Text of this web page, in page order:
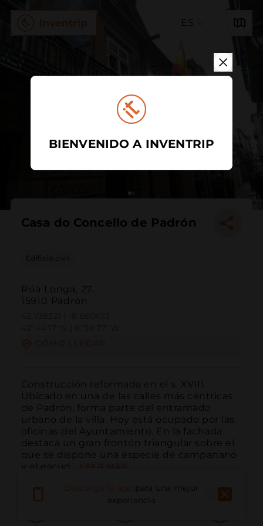
ES
Casa do Concello de Padrón
Edificio civil
Rúa Longa, 27.
15910 Padrón
Construcción reformada en el s. XVIII.
Ubicado en una de las calles más céntricas
de Padrón, forma parte del entramado
urbano de la villa. Hoy está ocupado por las
oficinas del Ayuntamiento. En la fachada
destaca un gran frontón triangular sobre el
que se dispone una especie de campanario
y el escud...
para una mejor
experiencia
BIENVENIDO A INVENTRIP